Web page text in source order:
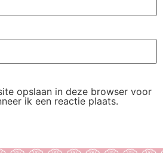
opslaan in deze browser voor
ik een reactie plaats.